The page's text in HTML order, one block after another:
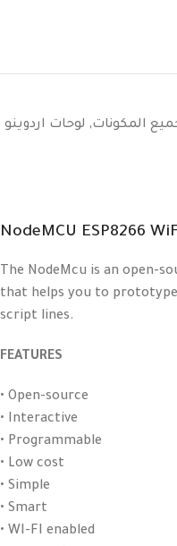
المكونات, لوحات اردوينو
NodeMCU ESP8266
The NodeMcu is an open-
that helps you to
script lines.
FEATURES
• Open-source
• Interactive
• Programmable
• Low cost
• Simple
• Smart
• WI-FI enabled